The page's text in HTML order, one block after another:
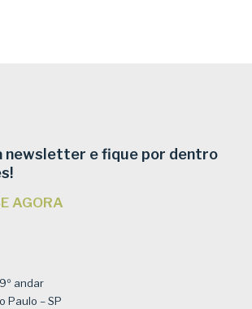
newsletter e fique por dentro
AGORA
andar
Paulo – SP